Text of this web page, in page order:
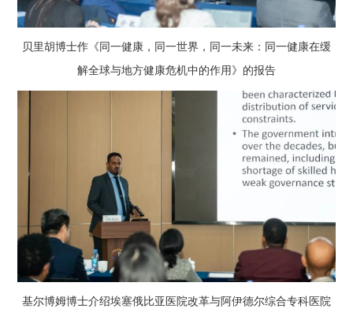
贝里胡博士作《同一健康，同一世界，同一未来：同一健康在缓
解全球与地方健康危机中的作用》的报告
基尔博姆博士介绍埃塞俄比亚医院改革与阿伊德尔综合专科医院